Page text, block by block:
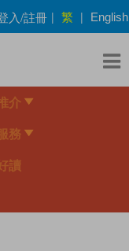
入/註冊 | 繁 | English
介
務
讀